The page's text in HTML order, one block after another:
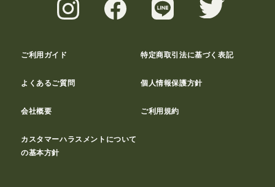
ご利用ガイド 特定商取引法に基づく表記
よくあるご質問 個人情報保護方針
会社概要 ご利用規約
カスタマーハラスメントについて
の基本方針